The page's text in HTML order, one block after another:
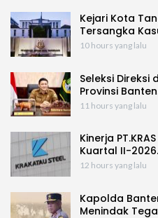
Kejari Kota
Tersangka
10 hours yang lalu
Seleksi Direksi
Provinsi
11 hours yang lalu
Kinerja
Kuartal II-
12 hours yang lalu
Kapolda
Menindak